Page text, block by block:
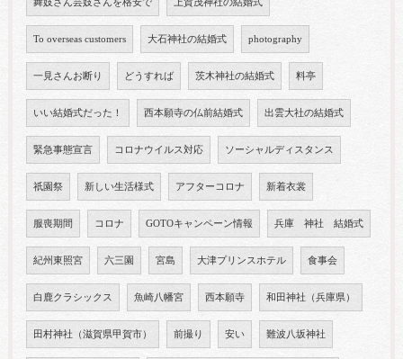
舞妓さん芸妓さんを格安で 上賀茂神社の結婚式
To overseas customers 大石神社の結婚式 photography
一見さんお断り どうすれば 茨木神社の結婚式 料亭
いい結婚式だった！ 西本願寺の仏前結婚式 出雲大社の結婚式
緊急事態宣言 コロナウイルス対応 ソーシャルディスタンス
祇園祭 新しい生活様式 アフターコロナ 新着衣裳
服喪期間 コロナ GOTOキャンペーン情報 兵庫 神社 結婚式
紀州東照宮 六三園 宮島 大津プリンスホテル 食事会
白鹿クラシックス 魚崎八幡宮 西本願寺 和田神社（兵庫県）
田村神社（滋賀県甲賀市） 前撮り 安い 難波八坂神社